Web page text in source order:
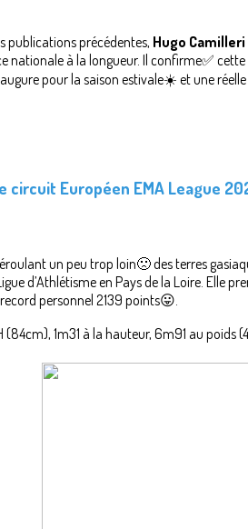
publications précédentes, Hugo Camilleri
nationale à la longueur. Il confirme✅ cette
pour la saison estivale☀️ et une
Européen EMA League
un peu trop loin🙁 des terres
d’Athlétisme en Pays de la Loire. Elle
personnel 2139 points😛.
(84cm), 1m31 à la hauteur, 6m91 au poids